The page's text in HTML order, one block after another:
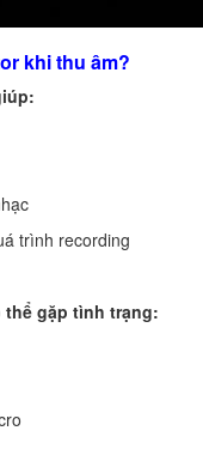
khi thu âm?
trình recording
gặp tình trạng: